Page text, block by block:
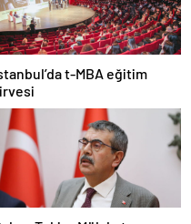
t-MBA eğitim